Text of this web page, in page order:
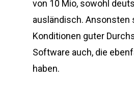
von 10 Mio, sowohl
ausländisch. Ansonsten
Konditionen guter
Software auch, die
haben.